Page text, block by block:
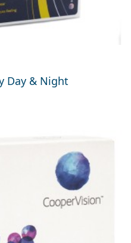
Day & Night